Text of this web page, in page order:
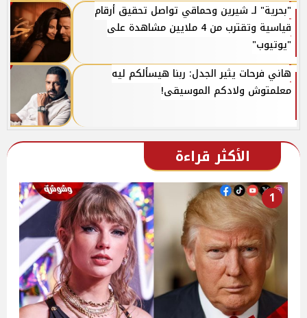
"بحرية" لـ شيرين وحماقي تواصل تحقيق أرقام
قياسية وتقترب من 4 ملايين مشاهدة على
"يوتيوب"
هاني فرحات يثير الجدل: ربنا هيسألكم ليه
معلمتوش ولادكم الموسيقى!
الأكثر قراءة
1